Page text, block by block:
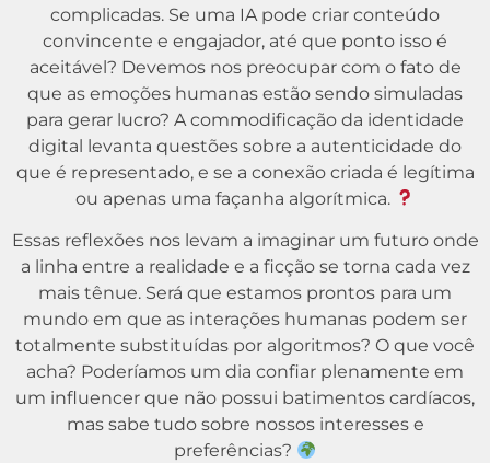
complicadas. Se uma IA pode criar conteúdo
convincente e engajador, até que ponto isso é
aceitável? Devemos nos preocupar com o fato de
que as emoções humanas estão sendo simuladas
para gerar lucro? A commodificação da identidade
digital levanta questões sobre a autenticidade do
que é representado, e se a conexão criada é legítima
ou apenas uma façanha algorítmica.
Essas reflexões nos levam a imaginar um futuro onde
a linha entre a realidade e a ficção se torna cada vez
mais tênue. Será que estamos prontos para um
mundo em que as interações humanas podem ser
totalmente substituídas por algoritmos? O que você
acha? Poderíamos um dia confiar plenamente em
um influencer que não possui batimentos cardíacos,
mas sabe tudo sobre nossos interesses e
preferências?